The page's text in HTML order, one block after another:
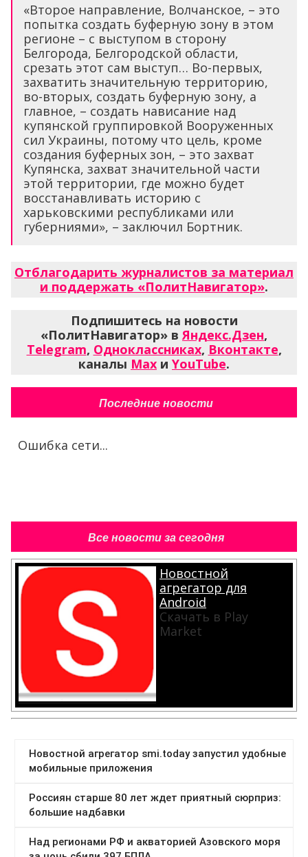
«Второе направление, Волчанское, – это
попытка создать буферную зону в этом
регионе – с выступом в сторону
Белгорода, Белгородской области,
срезать этот сам выступ… Во-первых,
захватить значительную территорию,
во-вторых, создать буферную зону, а
главное, – создать нависание над
купянской группировкой Вооруженных
сил Украины, потому что цель, кроме
создания буферных зон, – это захват
Купянска, захват значительной части
этой территории, где можно будет
восстанавливать историю с
харьковскими республиками или
губерниями», – заключил Бортник.
Отблагодарить журналистов за материал
и поддержать «ПолитНавигатор».
Подпишитесь на новости
«ПолитНавигатор» вЯндекс.Дзен,
Telegram, Одноклассниках, Вконтакте,
каналы Max и YouTube.
Последние новости
Ошибка сети...
Все новости за сегодня
Новостной
агрегатор для
Android
Скачать в Play
Market